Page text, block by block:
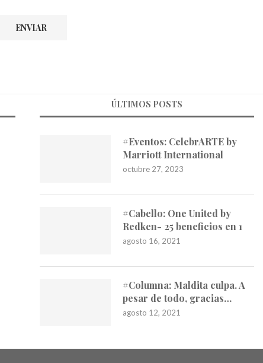
ÚLTIMOS POSTS
#Eventos: CelebrARTE by
Marriott International
octubre 27, 2023
#Cabello: One United by
Redken- 25 beneficios en 1
agosto 16, 2021
#Columna: Maldita culpa. A
pesar de todo, gracias…
agosto 12, 2021